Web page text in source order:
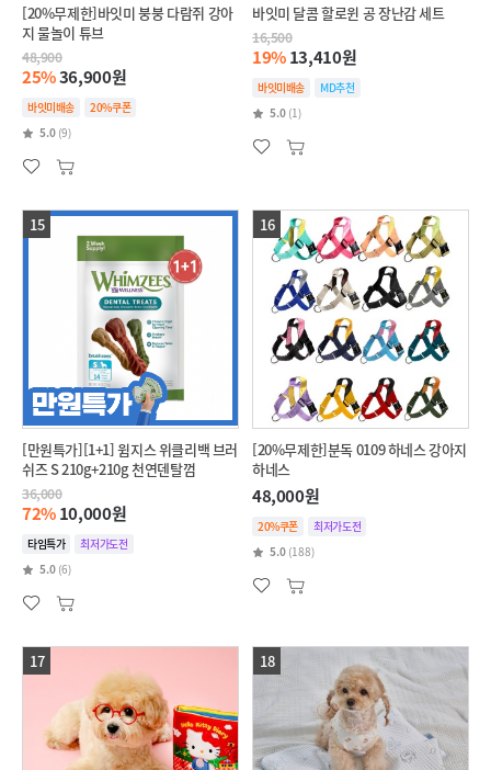
[20%무제한]바잇미 붕붕 다람쥐 강아
지 물놀이 튜브
48,900
25%36,900원
바잇미배송
20%쿠폰
5.0 (9)
바잇미 달콤 할로윈 공 장난감 세트
16,500
19%13,410원
바잇미배송
MD추천
5.0 (1)
15
[만원특가][1+1] 윔지스 위클리백 브러
쉬즈 S 210g+210g 천연덴탈껌
36,000
72%10,000원
타임특가
최저가도전
5.0 (6)
16
[20%무제한]분독 0109 하네스 강아지
하네스
48,000원
20%쿠폰
최저가도전
5.0 (188)
17 18